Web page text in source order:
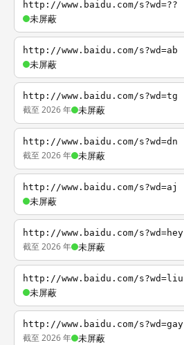
http://www.baidu.com/s?wd=??
未屏蔽
http://www.baidu.com/s?wd=ab
未屏蔽
http://www.baidu.com/s?wd=tg
截至 2026 年 未屏蔽
http://www.baidu.com/s?wd=dn
截至 2026 年 未屏蔽
http://www.baidu.com/s?wd=aj
未屏蔽
http://www.baidu.com/s?wd=hey
截至 2026 年 未屏蔽
http://www.baidu.com/s?wd=liu
未屏蔽
http://www.baidu.com/s?wd=gay
截至 2026 年 未屏蔽